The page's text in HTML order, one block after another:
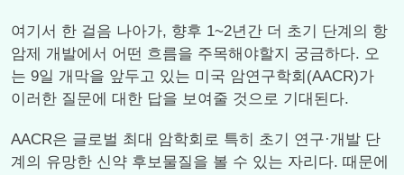
여기서 한 걸음 나아가, 향후 1~2년간 더 초기 단계의 항
암제 개발에서 어떤 흐름을 주목해야할지 궁금하다. 오
는 9일 개막을 앞두고 있는 미국 암연구학회(AACR)가
이러한 질문에 대한 답을 보여줄 것으로 기대된다.
AACR은 글로벌 최대 암학회로 특히 초기 연구·개발 단
계의 유망한 신약 후보물질을 볼 수 있는 자리다. 때문에